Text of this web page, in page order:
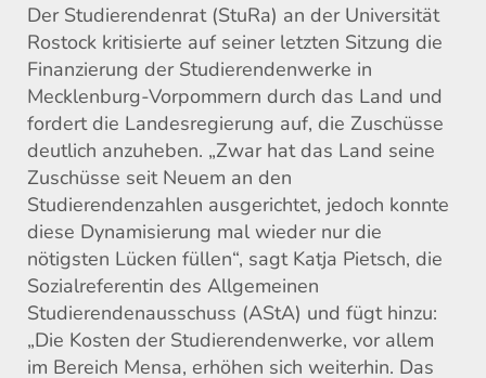
Der Studierendenrat (StuRa) an der Universität
Rostock kritisierte auf seiner letzten Sitzung die
Finanzierung der Studierendenwerke in
Mecklenburg-Vorpommern durch das Land und
fordert die Landesregierung auf, die Zuschüsse
deutlich anzuheben. „Zwar hat das Land seine
Zuschüsse seit Neuem an den
Studierendenzahlen ausgerichtet, jedoch konnte
diese Dynamisierung mal wieder nur die
nötigsten Lücken füllen“, sagt Katja Pietsch, die
Sozialreferentin des Allgemeinen
Studierendenausschuss (AStA) und fügt hinzu:
„Die Kosten der Studierendenwerke, vor allem
im Bereich Mensa, erhöhen sich weiterhin. Das